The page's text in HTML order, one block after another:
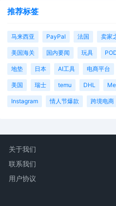
推荐标签
马来西亚 PayPal 法国 卖家
美国海关 国内要闻 玩具
地垫 日本 AI工具 电商平台
美国 瑞士 temu DHL
Instagram 情人节爆款 跨境电商
关于我们
联系我们
用户协议